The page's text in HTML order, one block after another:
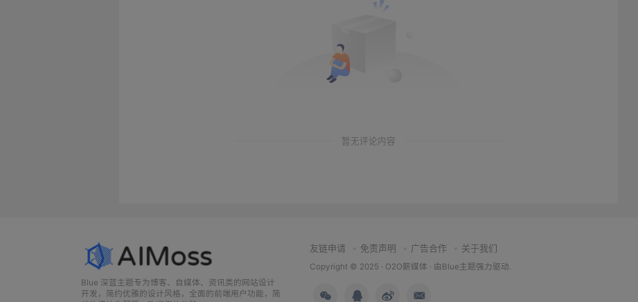
暂无评论内容
Blue 深蓝主题专为博客、自媒体、资讯类的网站设计
开发，简约优雅的设计风格，全面的前端用户功能，简
友链申请 免责声明 广告合作 关于我们
Copyright © 2025 · O2O薪媒体 · 由 Blue主题强力驱动.